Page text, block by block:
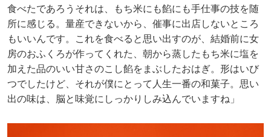
食べたであろうそれは、もち米にも餡にも手仕事の技を随
所に感じる。量産できないから、催事に出店しないところ
もいいんです。これを食べると思い出すのが、結婚前に女
房のおふくろが作ってくれた、朝から蒸したもち米に塩を
加えた品のいい甘さのこし餡をまぶしたおはぎ。形はいび
つでしたけど、それが僕にとって人生一番の和菓子。思い
出の味は、脳と味覚にしっかりしみ込んでいますね」